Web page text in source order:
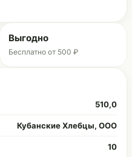
Выгодно
Бесплатно от 500 ₽
510,0
Кубанские Хлебцы, ООО
10